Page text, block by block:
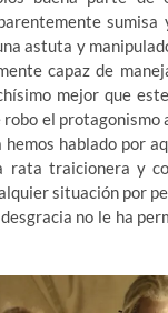
sumisa
astuta y
capaz de
mejor que
robo el protagonismo
hemos hablado por
rata traicionera y
situación por
no le ha